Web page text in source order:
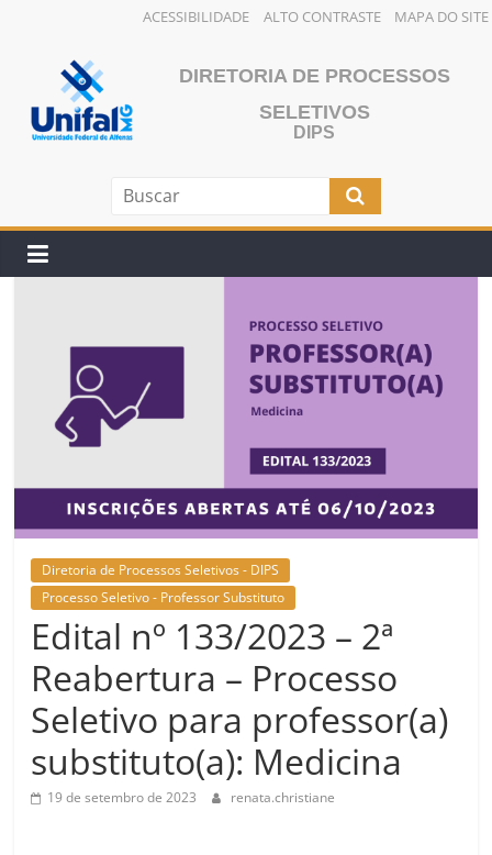
ACESSIBILIDADE ALTO CONTRASTE MAPA DO SITE
conteúdo
DIRETORIA DE PROCESSOS
SELETIVOS
DIPS
Diretoria de Processos Seletivos - DIPS
Processo Seletivo - Professor Substituto
Edital nº 133/2023 – 2ª
Reabertura – Processo
Seletivo para professor(a)
substituto(a): Medicina
19 de setembro de 2023 renata.christiane